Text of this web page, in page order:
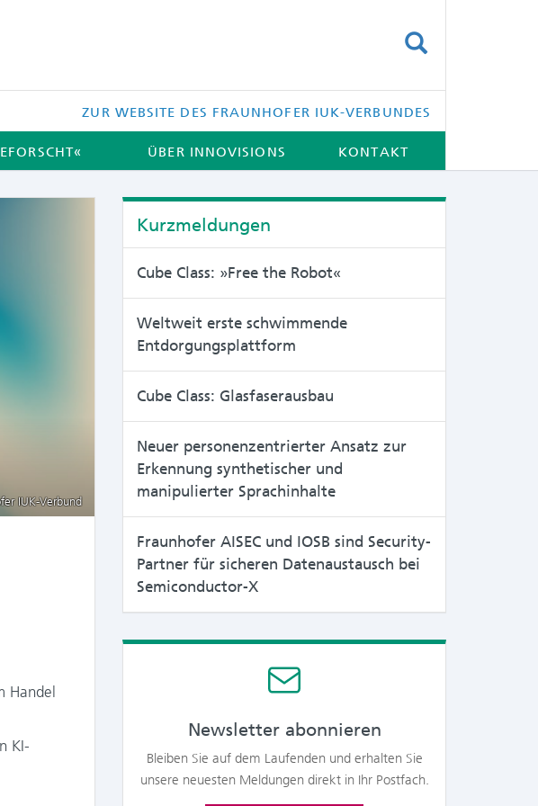
ZUR WEBSITE DES FRAUNHOFER IUK-VERBUNDES
ÜBER INNOVISIONS KONTAKT
IUK-Verbund
Handel
KI-
Kurzmeldungen
Cube Class: »Free the Robot«
Weltweit erste schwimmende
Entdorgungsplattform
Cube Class: Glasfaserausbau
Neuer personenzentrierter Ansatz zur
Erkennung synthetischer und
manipulierter Sprachinhalte
Fraunhofer AISEC und IOSB sind Security-
Partner für sicheren Datenaustausch bei
Semiconductor-X
Newsletter abonnieren
Bleiben Sie auf dem Laufenden und erhalten Sie
unsere neuesten Meldungen direkt in Ihr Postfach.